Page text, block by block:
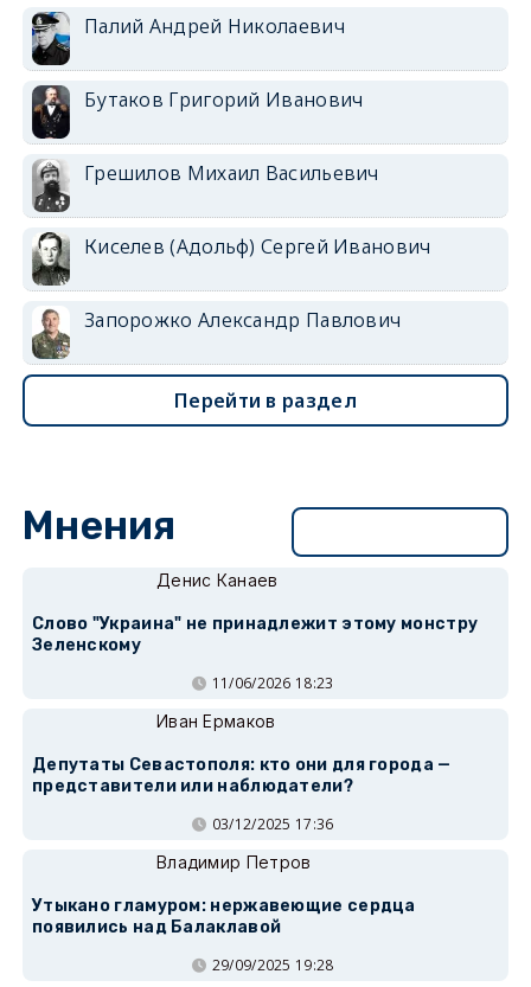
Палий Андрей Николаевич
Бутаков Григорий Иванович
Грешилов Михаил Васильевич
Киселев (Адольф) Сергей Иванович
Запорожко Александр Павлович
Перейти в раздел
Мнения
Денис Канаев
Слово "Украина" не принадлежит этому монстру
Зеленскому
11/06/2026 18:23
Иван Ермаков
Депутаты Севастополя: кто они для города —
представители или наблюдатели?
03/12/2025 17:36
Владимир Петров
Утыкано гламуром: нержавеющие сердца
появились над Балаклавой
29/09/2025 19:28